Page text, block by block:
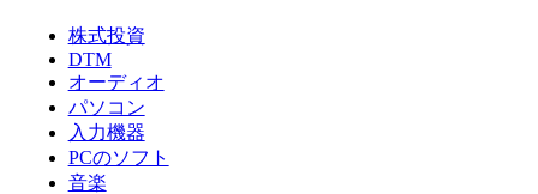
株式投資
DTM
オーディオ
パソコン
入力機器
PCのソフト
音楽